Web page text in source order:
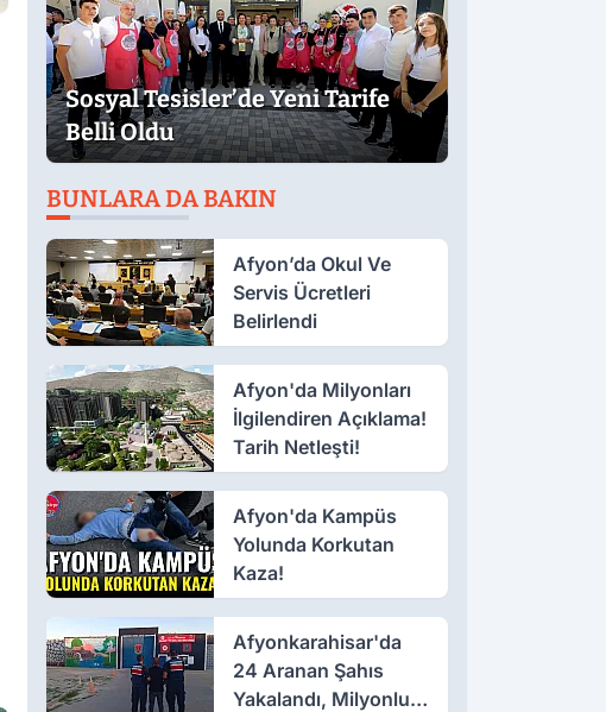
Sosyal Tesisler’de Yeni Tarife
Belli Oldu
BUNLARA DA BAKIN
Afyon’da Okul Ve
Servis Ücretleri
Belirlendi
Afyon'da Milyonları
İlgilendiren Açıklama!
Tarih Netleşti!
Afyon'da Kampüs
Yolunda Korkutan
Kaza!
Afyonkarahisar'da
24 Aranan Şahıs
Yakalandı, Milyonluk